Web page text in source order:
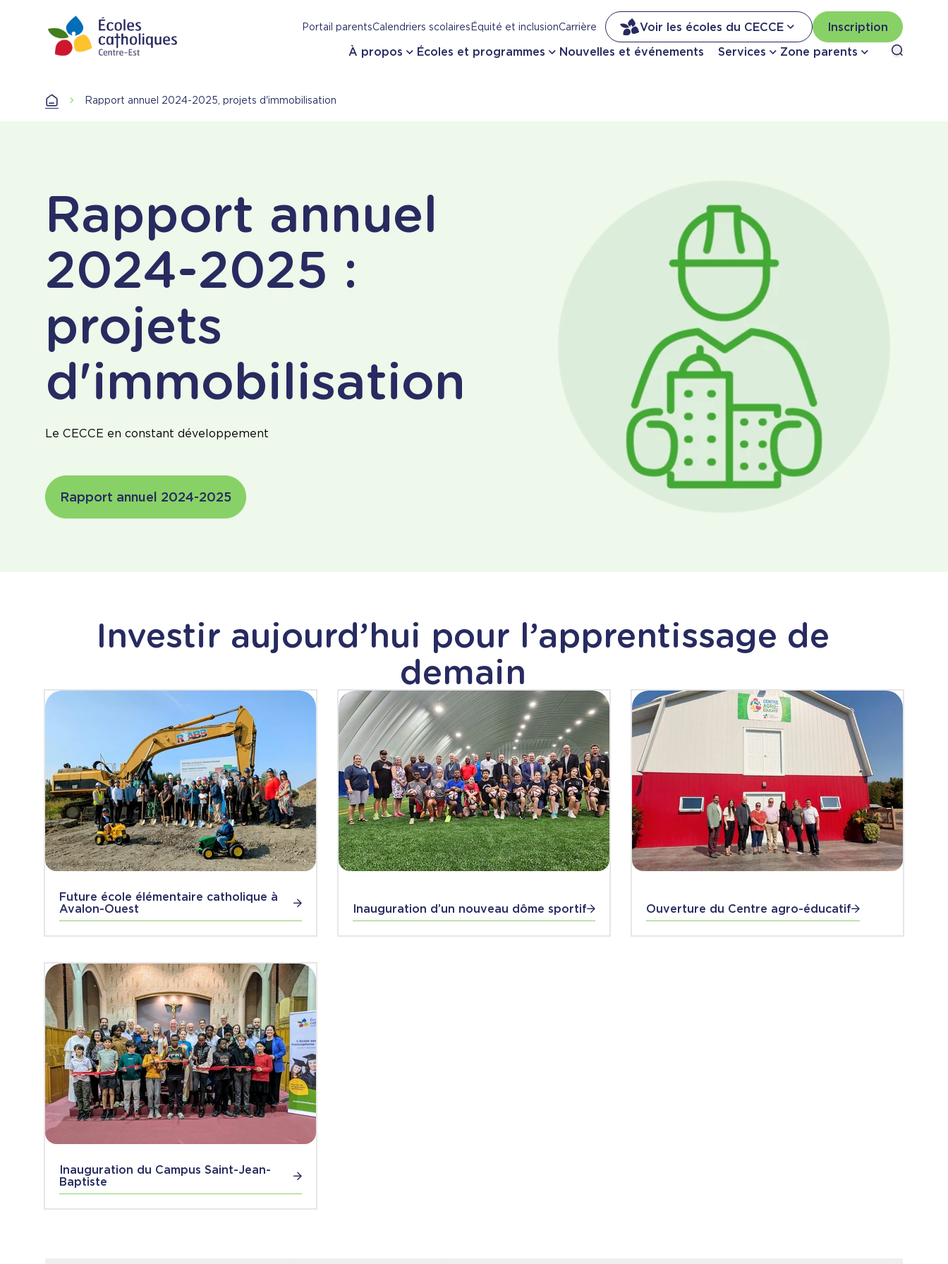
Portail parentsCalendriers scolairesÉquité et inclusionCarrière Voir les écoles du CECCE Inscription
À propos Écoles et programmes Nouvelles et événements Services Zone parents Ouvrir le
AccueilRapport annuel 2024-2025, projets d'immobilisation
Rapport annuel
2024-2025 :
projets
d'immobilisation
Le CECCE en constant développement
Rapport annuel 2024-2025
Investir aujourd’hui pour l’apprentissage de
demain
Future école élémentaire catholique à
Avalon-Ouest
Inauguration d’un nouveau dôme sportif Ouverture du Centre agro-éducatif
Inauguration du Campus Saint-Jean-
Baptiste